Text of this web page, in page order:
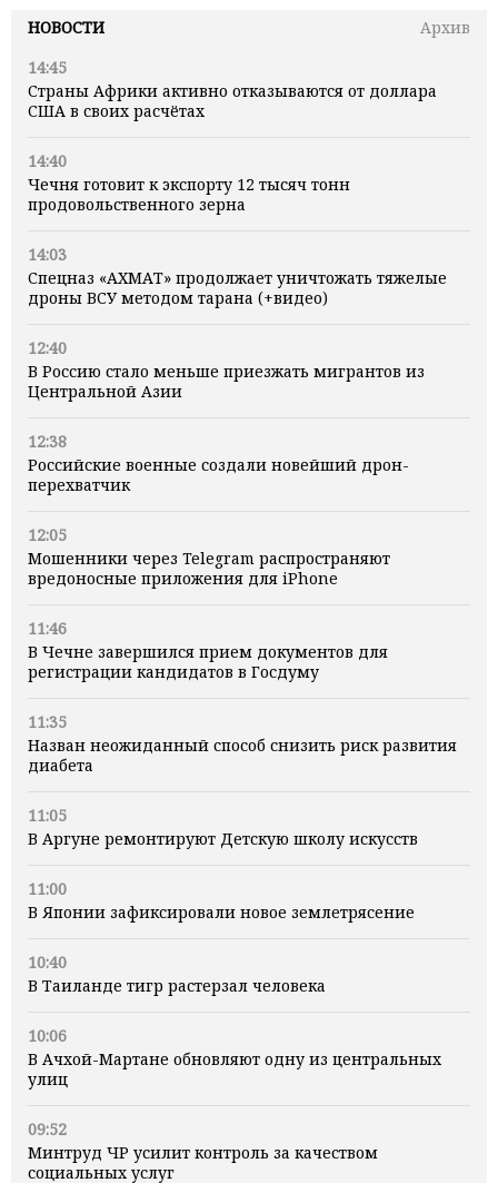
НОВОСТИ
Архив
14:45
Страны Африки активно отказываются от доллара
США в своих расчётах
14:40
Чечня готовит к экспорту 12 тысяч тонн
продовольственного зерна
14:03
Спецназ «АХМАТ» продолжает уничтожать тяжелые
дроны ВСУ методом тарана (+видео)
12:40
В Россию стало меньше приезжать мигрантов из
Центральной Азии
12:38
Российские военные создали новейший дрон-
перехватчик
12:05
Мошенники через Telegram распространяют
вредоносные приложения для iPhone
11:46
В Чечне завершился прием документов для
регистрации кандидатов в Госдуму
11:35
Назван неожиданный способ снизить риск развития
диабета
11:05
В Аргуне ремонтируют Детскую школу искусств
11:00
В Японии зафиксировали новое землетрясение
10:40
В Таиланде тигр растерзал человека
10:06
В Ачхой-Мартане обновляют одну из центральных
улиц
09:52
Минтруд ЧР усилит контроль за качеством
социальных услуг